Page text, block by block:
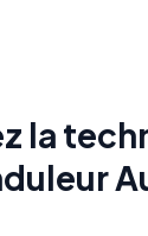
la